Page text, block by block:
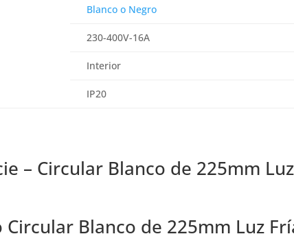
Blanco o Negro
230-400V-16A
Interior
IP20
– Circular Blanco de 225mm Luz
Blanco de 225mm Luz